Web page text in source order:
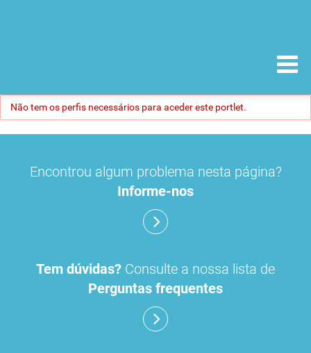
Não tem os perfis necessários para aceder este portlet.
Encontrou algum problema nesta página?
Informe-nos
Tem dúvidas? Consulte a nossa lista de
Perguntas frequentes